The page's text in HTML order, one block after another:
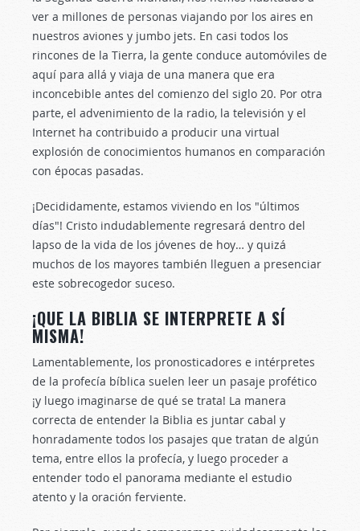
ver a millones de personas viajando por los aires en
nuestros aviones y jumbo jets. En casi todos los
rincones de la Tierra, la gente conduce automóviles de
aquí para allá y viaja de una manera que era
inconcebible antes del comienzo del siglo 20. Por otra
parte, el advenimiento de la radio, la televisión y el
Internet ha contribuido a producir una virtual
explosión de conocimientos humanos en comparación
con épocas pasadas.
¡Decididamente, estamos viviendo en los "últimos
días"! Cristo indudablemente regresará dentro del
lapso de la vida de los jóvenes de hoy… y quizá
muchos de los mayores también lleguen a presenciar
este sobrecogedor suceso.
¡QUE LA BIBLIA SE INTERPRETE A SÍ
MISMA!
Lamentablemente, los pronosticadores e intérpretes
de la profecía bíblica suelen leer un pasaje profético
¡y luego imaginarse de qué se trata! La manera
correcta de entender la Biblia es juntar cabal y
honradamente todos los pasajes que tratan de algún
tema, entre ellos la profecía, y luego proceder a
entender todo el panorama mediante el estudio
atento y la oración ferviente.